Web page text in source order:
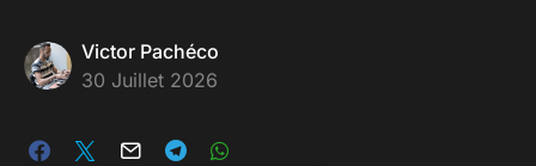
Victor Pachéco
30 Juillet 2026